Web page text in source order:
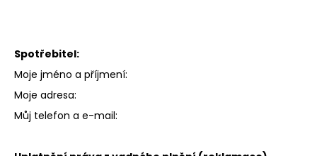
Spotřebitel:
Moje jméno a příjmení:
Moje adresa:
Můj telefon a e-mail:
D